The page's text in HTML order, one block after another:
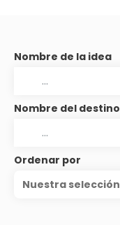
Nombre de la idea
Nombre del destino
Ordenar por
Nuestra selección